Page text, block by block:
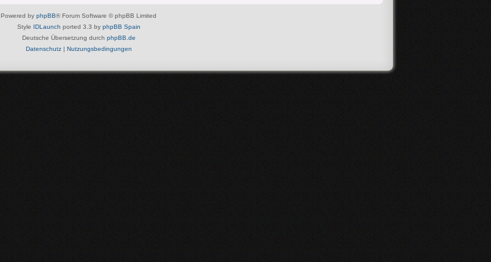
Powered by phpBB® Forum Software © phpBB Limited
Style IDLaunch ported 3.3 by phpBB Spain
Deutsche Übersetzung durch phpBB.de
Datenschutz| Nutzungsbedingungen